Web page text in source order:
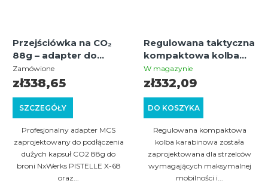
Przejściówka na CO₂
88g – adapter do
PISTELLE X-68 (MCS)
Zamówione
SZCZEGÓŁY
zł338,65
Profesjonalny adapter MCS
zaprojektowany do podłączenia
dużych kapsuł CO2 88g do
broni NxWerks PISTELLE X-68
oraz...
Regulowana taktyczna
kompaktowa kolba
karabinowa
EMF100/MCS100
W magazynie
DO KOSZYKA
zł332,09
Regulowana kompaktowa
kolba karabinowa została
zaprojektowana dla strzelców
wymagających maksymalnej
mobilności i...